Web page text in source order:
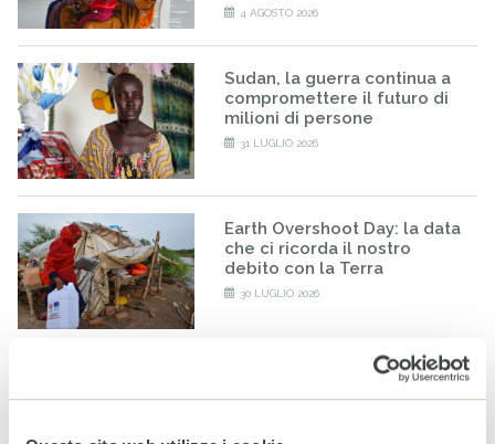
4 AGOSTO 2026
Sudan, la guerra continua a
compromettere il futuro di
milioni di persone
31 LUGLIO 2026
Earth Overshoot Day: la data
che ci ricorda il nostro
debito con la Terra
30 LUGLIO 2026
Venezuela: CESVI e
Fondazione Prosolidar
popolazione colpita